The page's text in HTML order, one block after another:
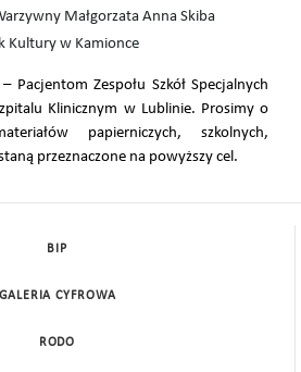
Małgorzata Anna Skiba
Kultury w Kamionce
Pacjentom Zespołu Szkół Specjalnych
Klinicznym w Lublinie. Prosimy o
papierniczych, szkolnych,
przeznaczone na powyższy cel.
BIP
GALERIA CYFROWA
RODO